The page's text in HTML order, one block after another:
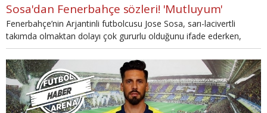
Sosa'dan Fenerbahçe sözleri! 'Mutluyum'
Fenerbahçe’nin Arjantinli futbolcusu Jose Sosa, sarı-lacivertli
takımda olmaktan dolayı çok gururlu olduğunu ifade ederken,
Fenerbahçe için hedeflerin her zaman en yüksekte olması
gerektiğini belirtti.